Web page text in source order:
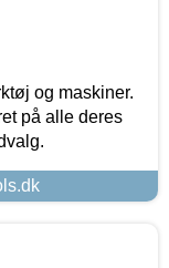
og maskiner.
på alle deres